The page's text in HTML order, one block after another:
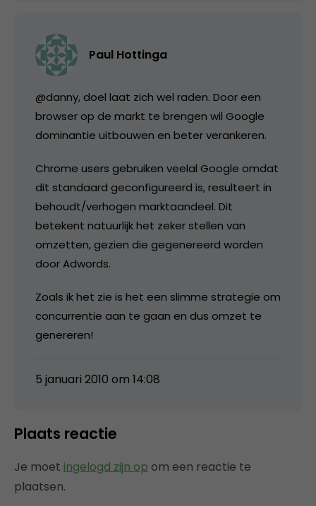
Paul Hottinga
@danny, doel laat zich wel raden. Door een
browser op de markt te brengen wil Google
dominantie uitbouwen en beter verankeren.
Chrome users gebruiken veelal Google omdat
dit standaard geconfigureerd is, resulteert in
behoudt/verhogen marktaandeel. Dit
betekent natuurlijk het zeker stellen van
omzetten, gezien die gegenereerd worden
door Adwords.
Zoals ik het zie is het een slimme strategie om
concurrentie aan te gaan en dus omzet te
genereren!
5 januari 2010 om 14:08
Plaats reactie
Je moet ingelogd zijn op om een reactie te
plaatsen.